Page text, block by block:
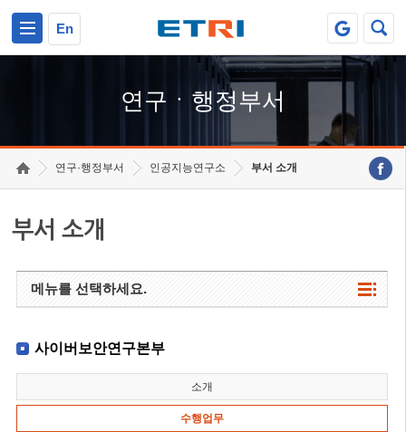
En
연구ㆍ행정부서
연구·행정부서 인공지능연구소 부서 소개
부서 소개
메뉴를 선택하세요.
사이버보안연구본부
소개
수행업무